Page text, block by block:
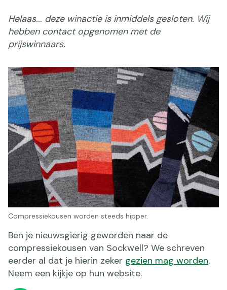
Helaas... deze winactie is inmiddels gesloten. Wij
hebben contact opgenomen met de
prijswinnaars.
Compressiekousen worden steeds hipper.
Ben je nieuwsgierig geworden naar de
compressiekousen van Sockwell? We schreven
eerder al dat je hierin zeker gezien mag worden.
Neem een kijkje op hun website.